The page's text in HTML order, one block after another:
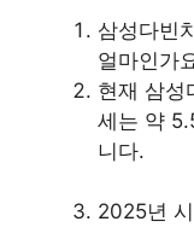
삼성다빈
얼마인가
현재 삼성
세는 약
니다.
2025년